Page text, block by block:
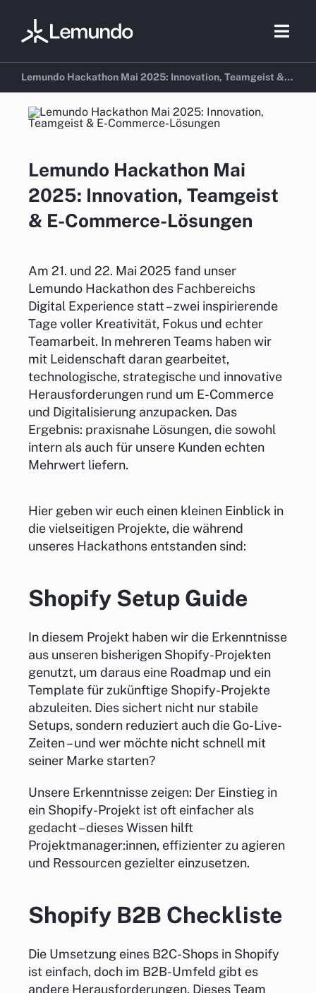
springen
Beratung
E-
Marketing
Branchen
Über uns
Lemundo Hackathon Mai 2025: Innovation, Teamgeist &
Lemundo Hackathon Mai
2025: Innovation, Teamgeist
& E-Commerce-Lösungen
Am 21. und 22. Mai 2025 fand unser
Lemundo Hackathon des Fachbereichs
Digital Experience statt – zwei inspirierende
Tage voller Kreativität, Fokus und echter
Teamarbeit. In mehreren Teams haben wir
mit Leidenschaft daran gearbeitet,
technologische, strategische und innovative
Herausforderungen rund um E-Commerce
und Digitalisierung anzupacken. Das
Ergebnis: praxisnahe Lösungen, die sowohl
intern als auch für unsere Kunden echten
Mehrwert liefern.
Hier geben wir euch einen kleinen Einblick in
die vielseitigen Projekte, die während
unseres Hackathons entstanden sind:
Shopify Setup Guide
In diesem Projekt haben wir die Erkenntnisse
aus unseren bisherigen Shopify-Projekten
genutzt, um daraus eine Roadmap und ein
Template für zukünftige Shopify-Projekte
abzuleiten. Dies sichert nicht nur stabile
Setups, sondern reduziert auch die Go-Live-
Zeiten – und wer möchte nicht schnell mit
seiner Marke starten?
Unsere Erkenntnisse zeigen: Der Einstieg in
ein Shopify-Projekt ist oft einfacher als
gedacht – dieses Wissen hilft
Projektmanager:innen, effizienter zu agieren
und Ressourcen gezielter einzusetzen.
Shopify B2B Checkliste
Die Umsetzung eines B2C-Shops in Shopify
ist einfach, doch im B2B-Umfeld gibt es
andere Herausforderungen. Dieses Team